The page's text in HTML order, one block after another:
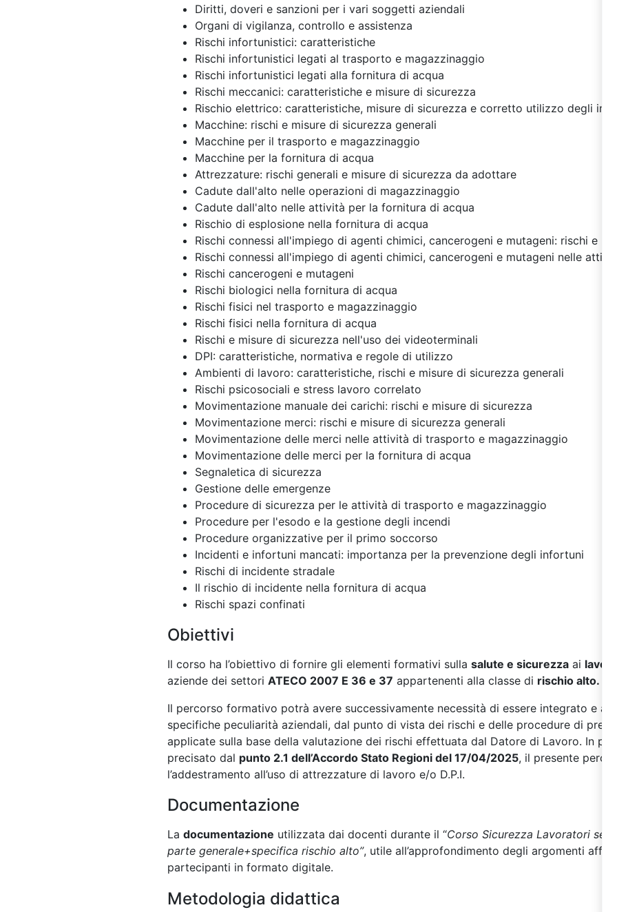
Diritti, doveri e sanzioni per i vari soggetti aziendali
Organi di vigilanza, controllo e assistenza
Rischi infortunistici: caratteristiche
Rischi infortunistici legati al trasporto e magazzinaggio
Rischi infortunistici legati alla fornitura di acqua
Rischi meccanici: caratteristiche e misure di sicurezza
Rischio elettrico: caratteristiche, misure di sicurezza e corretto utilizzo degli
Macchine: rischi e misure di sicurezza generali
Macchine per il trasporto e magazzinaggio
Macchine per la fornitura di acqua
Attrezzature: rischi generali e misure di sicurezza da adottare
Cadute dall'alto nelle operazioni di magazzinaggio
Cadute dall'alto nelle attività per la fornitura di acqua
Rischio di esplosione nella fornitura di acqua
Rischi connessi all'impiego di agenti chimici, cancerogeni e mutageni: rischi e
Rischi connessi all'impiego di agenti chimici, cancerogeni e mutageni nelle
Rischi cancerogeni e mutageni
Rischi biologici nella fornitura di acqua
Rischi fisici nel trasporto e magazzinaggio
Rischi fisici nella fornitura di acqua
Rischi e misure di sicurezza nell'uso dei videoterminali
DPI: caratteristiche, normativa e regole di utilizzo
Ambienti di lavoro: caratteristiche, rischi e misure di sicurezza generali
Rischi psicosociali e stress lavoro correlato
Movimentazione manuale dei carichi: rischi e misure di sicurezza
Movimentazione merci: rischi e misure di sicurezza generali
Movimentazione delle merci nelle attività di trasporto e magazzinaggio
Movimentazione delle merci per la fornitura di acqua
Segnaletica di sicurezza
Gestione delle emergenze
Procedure di sicurezza per le attività di trasporto e magazzinaggio
Procedure per l'esodo e la gestione degli incendi
Procedure organizzative per il primo soccorso
Incidenti e infortuni mancati: importanza per la prevenzione degli infortuni
Rischi di incidente stradale
Il rischio di incidente nella fornitura di acqua
Rischi spazi confinati
Obiettivi
Il corso ha l’obiettivo di fornire gli elementi formativi sulla salute e sicurezza ai
aziende dei settori ATECO 2007 E 36 e 37 appartenenti alla classe di rischio alto.
Il percorso formativo potrà avere successivamente necessità di essere integrato e
specifiche peculiarità aziendali, dal punto di vista dei rischi e delle procedure di
applicate sulla base della valutazione dei rischi effettuata dal Datore di Lavoro. In
precisato dal punto 2.1 dell’Accordo Stato Regioni del 17/04/2025, il presente
l’addestramento all’uso di attrezzature di lavoro e/o D.P.I.
Documentazione
La documentazione utilizzata dai docenti durante il “Corso Sicurezza Lavoratori
parte generale+specifica rischio alto”, utile all’approfondimento degli argomenti
partecipanti in formato digitale.
Metodologia didattica